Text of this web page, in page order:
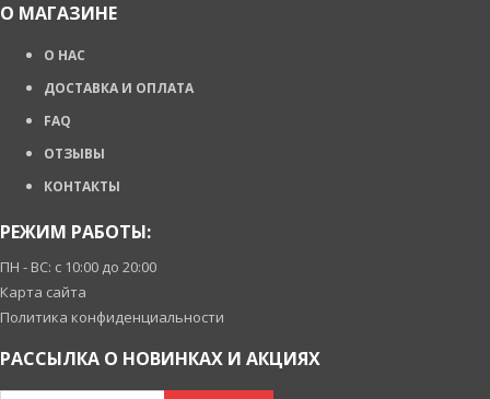
О МАГАЗИНЕ
О НАС
ДОСТАВКА И ОПЛАТА
FAQ
ОТЗЫВЫ
КОНТАКТЫ
РЕЖИМ РАБОТЫ:
ПН - ВС: с 10:00 до 20:00
Карта сайта
Политика конфиденциальности
РАССЫЛКА О НОВИНКАХ И АКЦИЯХ